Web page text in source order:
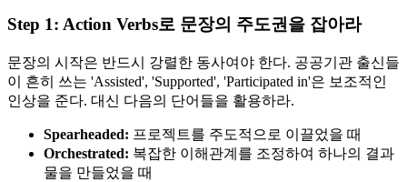
Step 1: Action Verbs로 문장의 주도권을 잡아라
문장의 시작은 반드시 강렬한 동사여야 한다. 공공기관 출신들
이 흔히 쓰는 'Assisted', 'Supported', 'Participated in'은 보조적인
인상을 준다. 대신 다음의 단어들을 활용하라.
Spearheaded: 프로젝트를 주도적으로 이끌었을 때
Orchestrated: 복잡한 이해관계를 조정하여 하나의 결과
물을 만들었을 때